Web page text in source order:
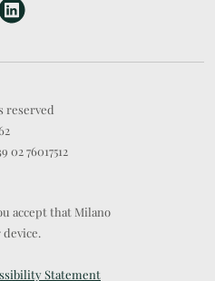
reserved
76017512
accept that Milano
Statement